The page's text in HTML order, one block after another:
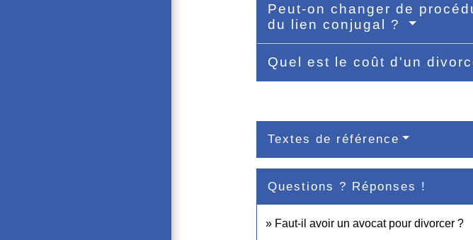
Peut-on changer de
du lien conjugal ?
Quel est le coût d'un
Textes de référence
Questions ? Réponses !
Faut-il avoir un avocat pour divorcer ?